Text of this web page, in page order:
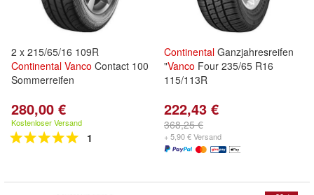
2 x 215/65/16 109R
Continental Vanco Contact 100
Sommerreifen
280,00 €
Kostenloser Versand
1
Continental Ganzjahresreifen
"Vanco Four 235/65 R16
115/113R
222,43 €
368,25 €
+ 5,90 € Versand